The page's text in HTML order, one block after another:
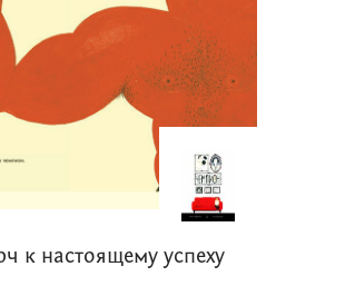
к настоящему успеху